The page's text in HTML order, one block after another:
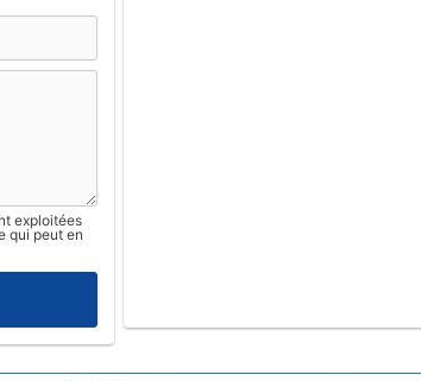
exploitées
qui peut en